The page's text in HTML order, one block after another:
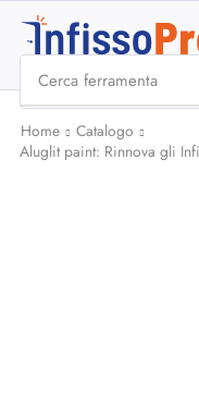
Cerca ferramenta
Home
Catalogo
Aluglit paint: Rinnova gli